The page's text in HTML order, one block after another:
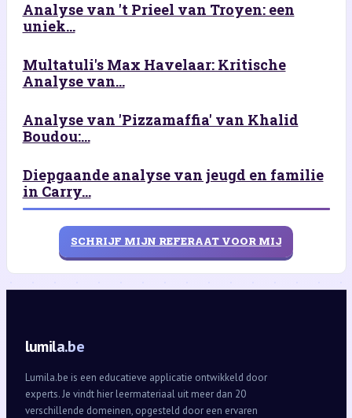
Analyse van 't Prieel van Troyen: een
uniek...
Multatuli's Max Havelaar: Kritische
Analyse van...
Analyse van 'Pizzamaffia' van Khalid
Boudou:...
Diepgaande analyse van jeugd en familie
in Carry...
SCHRIJF MIJN REFERAAT VOOR MIJ
lumila.be
Lumila.be is een educatieve applicatie ontwikkeld door
experts. Je vindt hier leermateriaal uit meer dan 20
verschillende domeinen, opgesteld door een ervaren